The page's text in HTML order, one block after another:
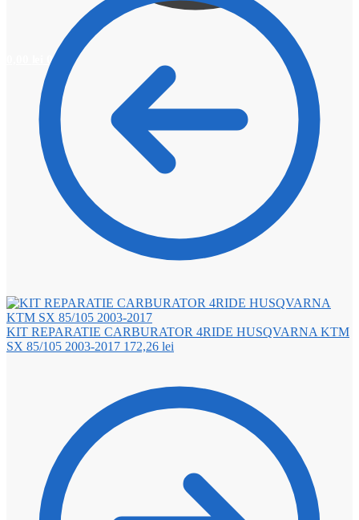
0
KIT REPARATIE CARBURATOR 4RIDE HUSQVARNA KTM
SX 85/105 2003-2017 172,26 lei